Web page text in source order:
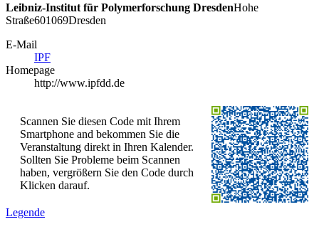
Leibniz-Institut für Polymerforschung DresdenHohe
Straße601069Dresden
E-Mail
IPF
Homepage
http://www.ipfdd.de
Scannen Sie diesen Code mit Ihrem
Smartphone and bekommen Sie die
Veranstaltung direkt in Ihren Kalender.
Sollten Sie Probleme beim Scannen
haben, vergrößern Sie den Code durch
Klicken darauf.
Legende